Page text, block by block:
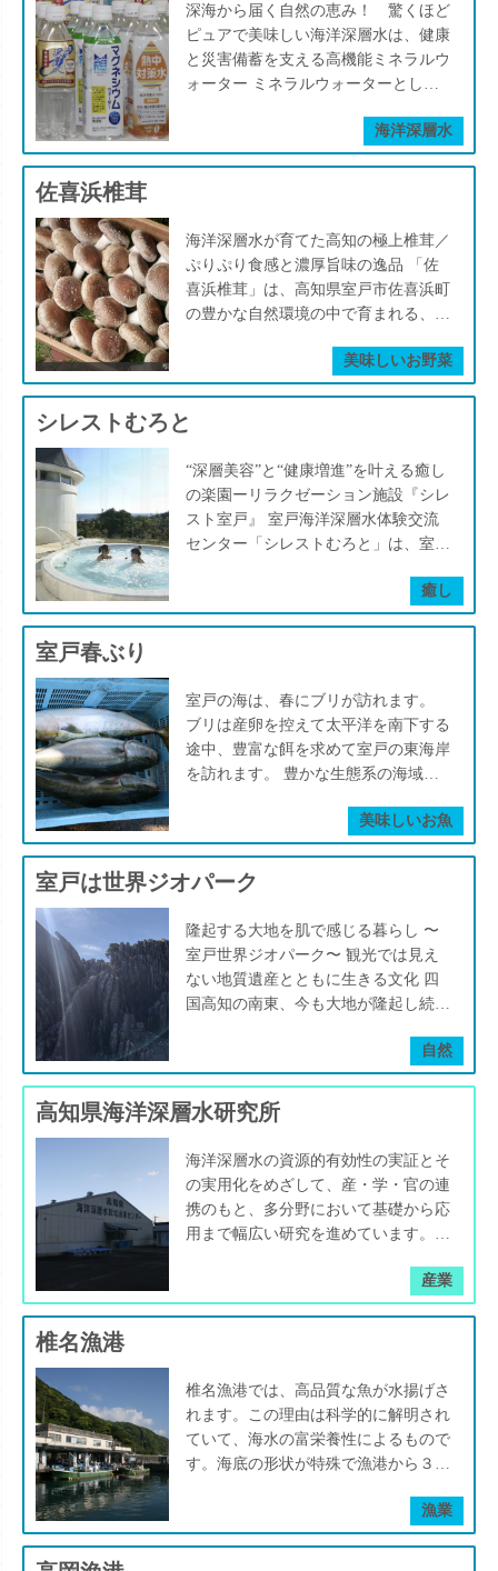
上最大の自然の恵みが育んだこの豊か
な海。 それは、遠い昔から室戸に寄
り添い、今日の食文化をかたちづくっ
と言いながら、「いいもの」が沢山あ
るそんな室戸をつたえていきたい、私
も頑張って紹介して、みんなに教えた
財政にも貢献。 また、地元の漁師
が“経験的に知っていた”未知のタコ
も、学術的に注目されるようになりま
した。まだ名前もないそのタコは、室
値を次々と発掘し、地域の誇りとして
小学校と連携し、水族館と室戸をオン
ラインでつなぐ授業を展開。「室戸の
生き物が日本中の水族館で活躍してい
る」ことを子どもたちに伝え、「室戸
の海はすごいんだ」と、“室戸への誇
り”を育てています。 テレビや新聞な
どのメディアにも多数出演し、室戸の
魅力を熱く語っています。 さらに、
地元・佐喜浜八幡宮の秋祭りで演じら
松尾さんを題材にした演目も披露さ
れ、海の環境保全の大切さが語られま
した。 松尾さんが運営する遊漁船
「海来（みらい）」では、深海生物漁
ウォッチングも展開。室戸の海を舞台
し、この地の価値を掘り起こし、伝
え、育て続けています。 深海600mか
ら始まる夢は、室戸の子どもたちの心
に、そして地域の未来に、確かに届い
重なるまろやかな味わいが特徴で、素
材の持ち味をふんわりと引き立てま
す。 一方、梅干しやパン、干物づく
りなど、塩をたっぷり使う料理には、
粒子の細かいしっとりタイプの塩がぴ
ったりです。塩の風味が穏やかに馴染
むので、素材の良さを損なうことな
えるなら、太陽熱でゆっくりと結晶化
させた天日塩が最高です。ミネラルを
しっかりと残したこの塩は、ひと粒ひ
と粒に深みがあり、余韻のある味わい
それぞれの塩が、“ただの調味料”を超
え、料理を豊かにする存在として寄り
洋深層水を活用した製塩事業が地域の
未来を支える柱にもなっています。
地元企業の室戸海洋深層水株式会社
は、高知工科大学との共同研究を通じ
て、にがみ成分をほぼ除去しながら、
この塩づくりは、過疎化対策の一環と
しても位置づけられており、雇用の創
出・地域資源の活用・地元ブランドの
栄養と、室戸の人々の技術と情熱が凝
縮された結晶。それは、毎日の料理を
そっと支え、食卓に静かに寄り添って
くれる一粒の奇跡です。
の清浄な海洋深層水のおかげで、薬剤
を使わずに陸上養殖を行うことが可能
になりました。そのため食の安全性を
確保した上で、高品質な魚を育てるこ
赤穂化成株式会社。高知県海洋深層水
研究所や室戸漁業指導所と連携し、
て注目を集めました。 生産者は語り
ます— 「成長に合わせて水槽内の密
度を調整し、ストレスの少ない環境を
整えています。天然ものは旬が短いで
すが、海洋深層水の恩恵により、極上
の“旬”を長く味わえる魚に育てていま
す」 銀色に輝く魚体は、“プラチ
ナ”の名にふさわしく、目を見張る美
ど、和洋を問わずあらゆる料理にマッ
チし、上品な甘みとしっとりとした食
感が絶品です。 海洋深層水を活用し
たサツキマス養殖は、海洋深層水は年
管理に必要なコストと環境負荷を抑え
られるという環境配慮型のモデルとし
ンド振興にも貢献しています。 地域
おこし協力隊との協働プロジェクトに
て「にっぽんの宝物 世界大会」への
出場。室戸高校の生徒による商品開発
やPR活動など積極的な活動が注目さ
は、今後、地元のホテルや飲食店で提
供されるなど、地元消費が進むこと
で、地域活性化の起爆剤となる期待も
代へとつなぐこの取り組みは、まさに
室戸の新たな海洋文化の象徴となりつ
つあるのです。
オイスターを生産している赤穂化成株
式会社の川島さんはこう語ってくれま
した。 「牡蠣の清浄性と味の両立に
よって付加価値を高めるために、この
室戸の海洋深層水の地まで牡蠣を旅さ
せているんです」 「生食用にするた
めに必要な時間は４８時間程度ですけ
ています」 「旅」という言葉が示す
通り、室戸で行われているのは“畜
養”。兵庫県・坂越の海域で育った牡
蠣を室戸へ運び、海洋深層水に長期間
える工程”が施されます。 いわば、牡
蠣の“デトックス”ともいえるこの工程
てくれるのです。 厚生労働省が定め
ですが、室戸の海洋深層水はその基準
をしっかりとクリア。しかも、ミネラ
ルが豊富なその水が、牡蠣に新たな旨
みを与え、プレミアムな味わいへと昇
華させてくれます。薬剤に頼ることな
く、安全と美味しさを両立するこのプ
ロセスを経て、坂越産の牡蠣は「室戸
戸市では海洋深層水の利活用が多分野
に広がりつつあります。製塩、養殖、
飲料開発など、海の資源を活かした取
り組みのなかで、「プライムオイスタ
の「港の上」釜飯の名店「初音」で味
わえますし、ふるさと納税を通じて自
宅に迎えることも可能です。 潮の香
りを感じながら、「旅する牡蠣」に想
いを馳せてみてはいかがでしょうか。
クもツーランクも上の料理に変えてく
れます。 かつて、四万十川流域は国
内シェア90％を誇る一大産地でした。
より、天然のすじ青のりは激減してし
も称されるこの希少な海藻を復活させ
発。 平成16年（2004年）、室戸岬町
高岡漁港にて陸上養殖が本格的に始ま
りました。 流入する大都市河川もな
く綺麗な室戸の海。その海底の断崖を
湧昇流が運んできた1000m以深の海流
を深度344mからポンプでくみ上げる
海洋深層水は、清浄でミネラルが豊
富。藻の成長に理想的な環境で、安定
います。 ある生産者はこう語りま
す。 「ある程度育つと、養殖池に養
分を追加する必要はありません。自然
の“海洋深層水”そのものが海苔の養分
たらす恵みです。藻の成長に合わせ、
水槽を入れ替えて適切な密度に管理し
殖品は、青のり本来の香りと味わいを
最大限に引き出し、「室戸の味」とし
て特産品や土産品として定着していま
す。 室戸産のすじ青のりは、一年を
通して安定供給が可能。季節に左右さ
れず、香り・色・口どけのすべてにお
いて高品質を保っています。 さら
に、カルシウム・鉄分・マグネシウ
富に含む、栄養価にも優れた海藻で
す。 市内では原藻・粉末タイプなど
が販売され、観光客のお土産としても
人気を集めています。 また、ふるさ
ランドの中核を担う存在として全国か
ら注目を集めています。 室戸の豊か
な自然と人々の情熱が育てた「すじ青
のり」。 そのひと片には、海洋深層
水の生命力と室戸の文化が織り込まれ
ています。 料理に添えるたび、海と
人のつながりを感じながら、私たちの
暮らしにそっと彩りを加えてくれるこ
深海から届く自然の恵み！ 驚くほど
ピュアで美味しい海洋深層水は、健康
と災害備蓄を支える高機能ミネラルウ
ォーター ミネラルウォーターとして
「美味しさ」に驚かされます。体にす
っと染み込むその口当たりは、ただの
カリウム（K）・ナトリウム（Na）な
どのミネラルが豊富に含まれ、健康志
向の方々にとってもうれしい選択肢で
す。そして注目すべきは、災害時の備
清浄性・保存性・成分バランス─あら
ゆる面で非常に優れた特性を持ってい
ます。 室戸沖、水深344メートル。こ
こから汲み上げられる海洋深層水は、
一般的なミネラルウォーターとは異な
り、陸水や大気からの汚染がほぼな
く、細菌数も極めて低いという清浄性
の高さが特筆されます。 さらに、年
間を通じて約9.5℃という安定した水
温と水質のおかげで、長期保存にも対
応。一般的なミネラルウォーターの保
が可能です。家庭や自治体、施設にお
いても非常時に備えた理想的な備蓄水
として注目されています。 この海洋
深層水には、健康面でも大きな可能性
との共同研究により、腸内環境の改
善、生活習慣病予防、美容効果などが
我が家でも、長年にわたりこの海洋深
ちろんありますが、何より味が美味し
い。抵抗なく体にすっと入ってくる感
覚は、他の水ではなかなか味わえませ
ん。特に、二日酔いの朝に飲むと、そ
実に豊富で、中には硬度10の軟水から
硬度1500まで幅広く展開しているもの
もありますので、用途やライフスタイ
に、硬度ゼロの純水はミネラルを除去
した“無垢な水”として、薬の服用時や
乳児の調乳にも安心して使える点も、
多くの家庭で支持される理由です。
海洋深層水
佐喜浜椎茸
海洋深層水が育てた高知の極上椎茸／
ぷりぷり食感と濃厚旨味の逸品 「佐
喜浜椎茸」は、高知県室戸市佐喜浜町
の豊かな自然環境の中で育まれる、海
清浄な海洋深層水をたっぷり使った、
た椎茸は、ふっくら肉厚でぷりぷりの
食感、芳醇な香りと濃厚な“うまみ”が
特徴です。 とくに、土佐備長炭で香
ばしく焼いて味わうひと口は、備長炭
と椎茸の底力を実感する瞬間。ぷりっ
秋から春にかけての11月〜4月。早朝
に丁寧に摘み取られた椎茸は、鮮度そ
流れ込むことがなく、生活排水の影響
を受けない凛とした清らかさが保たれ
ています。さらに急峻な海底地形によ
り、太陽の届かない深海から水が湧き
上がる—それが水深1,000メートルの
海洋深層水です。 この水には、植物
プランクトンに消費されずに残された
ミネラルがたっぷり蓄えられており、
用されています。畑に散布する方法に
加え、「佐喜浜椎茸」のような栽培の
土台に活かす工夫も注目されていま
す。 生産者は「西河農園」の西河誠
れ、佐喜浜ミニ八十八ヶ所ハイキング
の発案企画し、ガイドも行なっていま
す。 「食べて健康になるものを作り
たい」と語る西河さんは、田植え時期
法などを通じて、地元の小学生たちに
食の楽しさと自然の恵みの素晴らしさ
を伝えています。 「楽しいことを続
けていきたい。お金のことばかり考え
ていると、楽しいことがつまらなくな
ってしまうから」と語るその笑顔に
は、自然と共に生きる誠実な思いが込
喜浜椎茸」。 その一つひとつには、
自然の力と人の温もりが宿り、私たち
の食卓から地域の未来を、静かに力強
く語りかけてくれるのです。
美味しいお野菜
シレストむろと
“深層美容”と“健康増進”を叶える癒し
の楽園ーリラクゼーション施設『シレ
スト室戸』 室戸海洋深層水体験交流
センター「シレストむろと」は、室戸
なく体感できる、健康と癒しのオアシ
スです。 館内に広がる海洋深層水の
の“体温に近い”心地よい水温に保た
れ、まるで水に溶け込むようなやさし
い感覚に包まれます。 アクアマッサ
ージや水中ウォーキング、ストレッチ
グラムは、足元から首元まで段階的に
立ちのぼるエアーバブルによるマッサ
ージ効果も加わり、訪れる人々の心身
をじんわりとほぐしてくれます。 多
ーキングを楽しみながら、健康づくり
の場としても親しまれています（水着
着用）。 施設内のサウナでは、本格
的な「ロウリュウ」体験が待っていま
す。蒸気が立ち上る瞬間、熱波が身体
を包み込み、整う感覚が全身を駆け抜
けます。汗だくになった担当スタッフ
の方の「お疲れさま」「ありがとう」
き、室戸ならではの人のぬくもりに満
ちたひとときが生まれていました。
室戸沖で汲み上げられる海洋深層水
は、大河川の流入がないため生活排水
粋さを保ち、急峻な海底地形によって
太陽の届かない1,000メートルの深海
れています。 シレストむろとでは、
高知大学医学部監修のもと、科学的な
知見に基づいた水中運動プログラムを
導入。深層水のミネラルが肌の保湿・
代謝促進に働きかけ、さらにサウナと
水風呂の交互浴による自律神経の調整
や疲労回復も期待できます。 夏季に
癒し
室戸春ぶり
室戸の海は、春にブリが訪れます。
ブリは産卵を控えて太平洋を南下する
途中、豊富な餌を求めて室戸の東海岸
を訪れます。 豊かな生態系の海域
蓄え「室戸春ぶり」として、人々に愛
されています。 脂は豊潤でサラリ、
旨味抜群。 田舎マップ管理人のおす
すめは、お刺身だけではなく、加熱し
たお料理です。熱が入ると身にきめ細
やかに入る脂が溶け出し、身がホロホ
ロと口の中にほどけ、春の幸せが広が
ります。 鍋、照り焼き、藁焼き、し
の中いっぱいに広がって、やみつきに
象をお持ちの、あなた！ ブリは冬
の「日本海」に限ると思ってる、あな
て、新しい発見をご自身の味覚で感じ
てください。 その美味しさには根拠
があります。 実は、室戸の東海岸に
は、世界的にも稀な自然の恵みがある
んです。 深海には太陽光が届かない
ので、海洋深層水は光合成によってミ
ネラルを消費されることなく、豊富に
域には、鯨も餌をもとめてやってきま
す、この豊かな海の生態系が水産資源
の美味しい味の背景にあるんです。
詳しくは、「海洋深層水」をご覧くだ
美味しいお魚
室戸は世界ジオパーク
隆起する大地を肌で感じる暮らし 〜
室戸世界ジオパーク〜 観光では見え
ない地質遺産とともに生きる文化 四
国高知の南東、今も大地が隆起し続け
は、市全域がユネスコ認定の世界ジオ
パークです。 「ユネスコ世界ジオパ
ーク」とは、自然と人間との共生及び
持続可能な開発を実現することを目的
としたユネスコの事業です。 世界で
48か国・213のユネスコ世界ジオパー
クが認定（2024年3月現在） 日本では
10の地域が登録され、その中でも、市
は室戸を含む３つの地域しかありませ
クには、自然の恵みを生活に取り入れ
ても素晴らしく魅力的です。 田舎マ
ップでは、室戸の人たちが大切にして
いる、日常に溶け込む有形無形の「魅
力」を紹介していきます。もしあなた
が気になる「魅力」があれば画像をク
リックしてみてください。次々とペー
ジを好奇心に沿って「自然と人との繋
自然
高知県海洋深層水研究所
海洋深層水の資源的有効性の実証とそ
の実用化をめざして、産・学・官の連
携のもと、多分野において基礎から応
用まで幅広い研究を進めています。
産業
椎名漁港
椎名漁港では、高品質な魚が水揚げさ
れます。この理由は科学的に解明され
ていて、海水の富栄養性によるもので
す。海底の形状が特殊で漁港から３
在します。深層の海水には太陽光が届
かないため、表層とは異なり光合成に
漁業